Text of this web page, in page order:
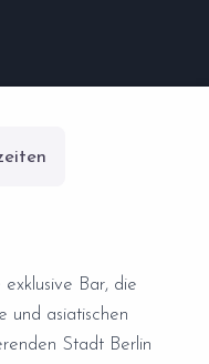
Bar, die
und asiatischen
Stadt Berlin